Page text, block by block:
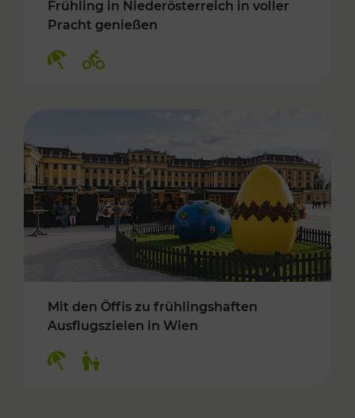
Frühling in Niederösterreich in voller
Pracht genießen
Mit den Öffis zu frühlingshaften
Ausflugszielen in Wien